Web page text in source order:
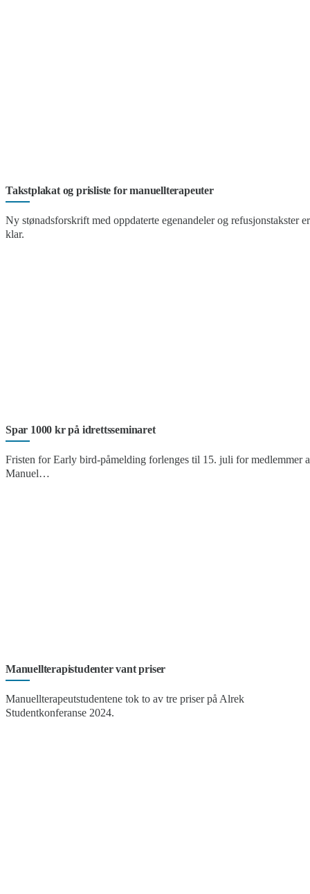
Takstplakat og prisliste for manuellterapeuter
Ny stønadsforskrift med oppdaterte egenandeler og refusjonstakster er
klar.
Spar 1000 kr på idrettsseminaret
Fristen for Early bird-påmelding forlenges til 15. juli for medlemmer
Manuel…
Manuellterapistudenter vant priser
Manuellterapeutstudentene tok to av tre priser på Alrek
Studentkonferanse 2024.